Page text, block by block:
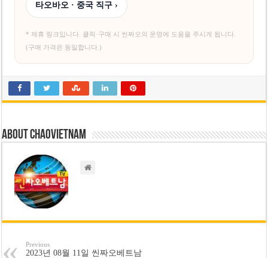
타오바오 · 중국 직구 ›
* 제휴 링크입니다. 클릭·구매 시 씬짜오의 운영에 도움을 주시게 됩니다.
(구매 가격은 동일합니다.)
About chaovietnam
Previous
2023년 08월 11일 씬짜오베트남